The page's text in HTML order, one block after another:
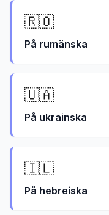
🇷🇴
På rumänska
🇺🇦
På ukrainska
🇮🇱
På hebreiska